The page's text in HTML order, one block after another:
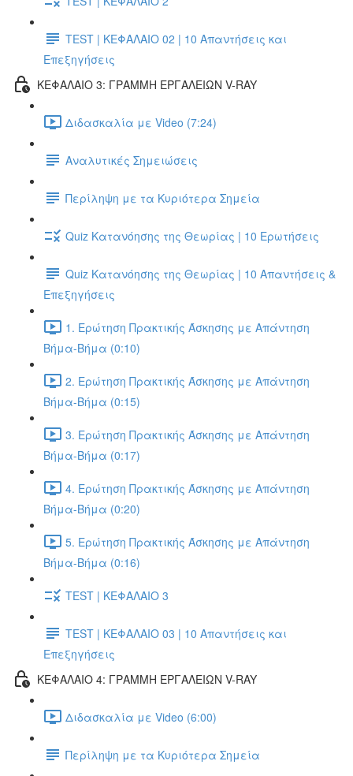
TEST | ΚΕΦΑΛΑΙΟ 02 | 10 Απαντήσεις και
Επεξηγήσεις
ΚΕΦΑΛΑΙΟ 3: ΓΡΑΜΜΗ ΕΡΓΑΛΕΙΩΝ V-RAY
Διδασκαλία με Video (7:24)
Αναλυτικές Σημειώσεις
Περίληψη με τα Κυριότερα Σημεία
Quiz Κατανόησης της Θεωρίας | 10 Ερωτήσεις
Quiz Κατανόησης της Θεωρίας | 10 Απαντήσεις &
Επεξηγήσεις
1. Ερώτηση Πρακτικής Άσκησης με Απάντηση
Βήμα-Βήμα (0:10)
2. Ερώτηση Πρακτικής Άσκησης με Απάντηση
Βήμα-Βήμα (0:15)
3. Ερώτηση Πρακτικής Άσκησης με Απάντηση
Βήμα-Βήμα (0:17)
4. Ερώτηση Πρακτικής Άσκησης με Απάντηση
Βήμα-Βήμα (0:20)
5. Ερώτηση Πρακτικής Άσκησης με Απάντηση
Βήμα-Βήμα (0:16)
TEST | ΚΕΦΑΛΑΙΟ 3
TEST | ΚΕΦΑΛΑΙΟ 03 | 10 Απαντήσεις και
Επεξηγήσεις
ΚΕΦΑΛΑΙΟ 4: ΓΡΑΜΜΗ ΕΡΓΑΛΕΙΩΝ V-RAY
Διδασκαλία με Video (6:00)
Περίληψη με τα Κυριότερα Σημεία